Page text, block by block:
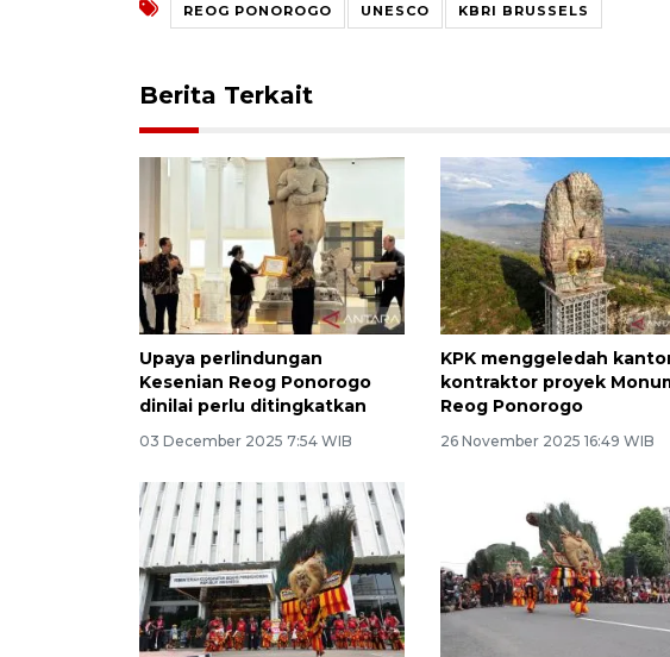
REOG PONOROGO UNESCO KBRI BRUSSELS
Berita Terkait
Upaya perlindungan
Kesenian Reog Ponorogo
dinilai perlu ditingkatkan
03 December 2025 7:54 WIB
KPK menggeledah
kontraktor proyek
Reog Ponorogo
26 November 2025 16:49 WIB